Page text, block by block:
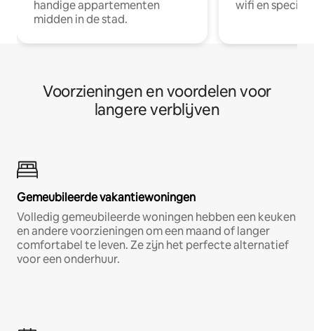
handige appartementen
midden in de stad.
wifi en
Voorzieningen en voordelen voor
langere verblijven
Gemeubileerde vakantiewoningen
Volledig gemeubileerde woningen hebben een keuken
en andere voorzieningen om een maand of langer
comfortabel te leven. Ze zijn het perfecte alternatief
voor een onderhuur.